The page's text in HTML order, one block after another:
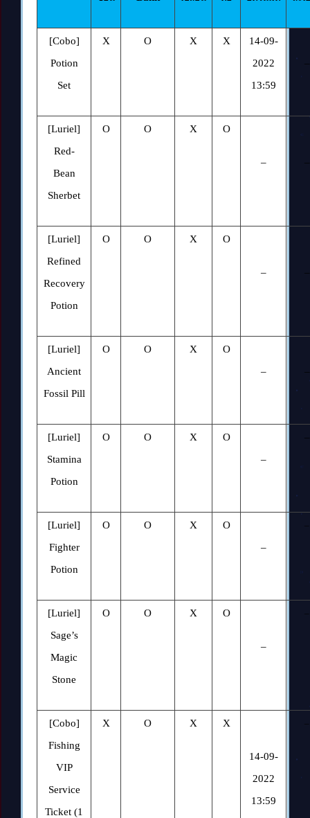
[Cobo]
Potion
Set
X O X X
14-09-
2022
13:59
–
[Luriel]
Red-
Bean
Sherbet
O O X O
– –
[Luriel]
Refined
Recovery
Potion
O O X O
– –
[Luriel]
Ancient
Fossil Pill
O O X
O
–
–
[Luriel]
Stamina
Potion
O O X
O
–
–
[Luriel]
Fighter
Potion
O O X
O
–
–
[Luriel]
Sage’s
Magic
Stone
O O X O
–
–
[Cobo]
Fishing
VIP
Service
Ticket (1
X O X X
14-09-
2022
13:59
–